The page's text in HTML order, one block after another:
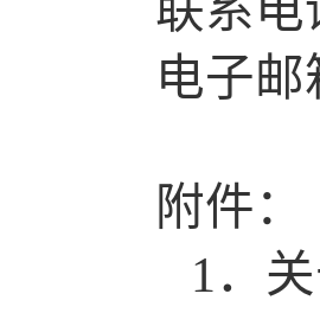
电子邮
附件：
1．